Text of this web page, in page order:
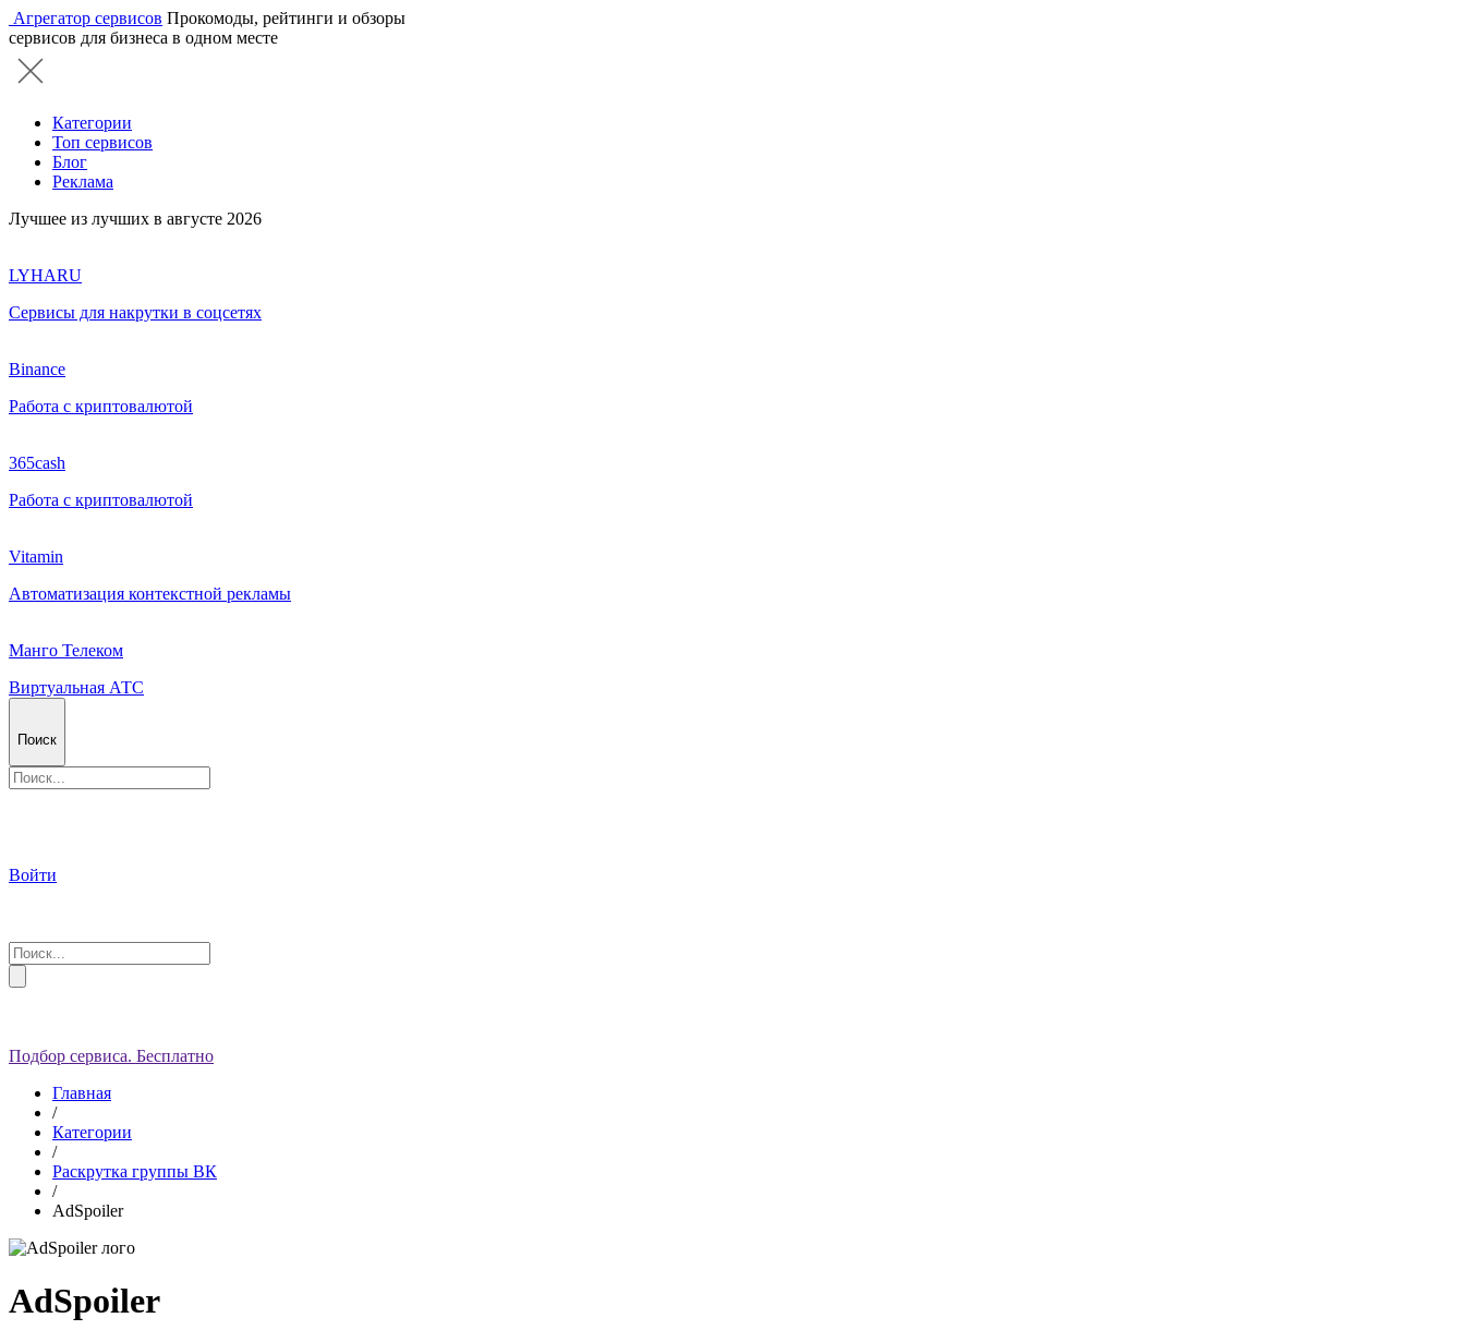
Агрегатор сервисов Прокомоды, рейтинги и обзоры
сервисов для бизнеса в одном месте
Категории
Топ сервисов
Блог
Реклама
Лучшее из лучших в августе 2026
LYHARU
Сервисы для накрутки в соцсетях
Binance
Работа с криптовалютой
365cash
Работа с криптовалютой
Vitamin
Автоматизация контекстной рекламы
Манго Телеком
Виртуальная АТС
Поиск
Войти
Подбор сервиса. Бесплатно
Главная
/
Категории
/
Раскрутка группы ВК
/
AdSpoiler
AdSpoiler